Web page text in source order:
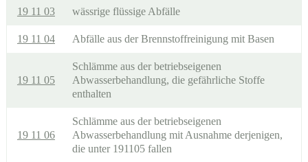
19 11 03 wässrige flüssige Abfälle
19 11 04 Abfälle aus der Brennstoffreinigung mit Basen
19 11 05
Schlämme aus der betriebseigenen
Abwasserbehandlung, die gefährliche Stoffe
enthalten
19 11 06
Schlämme aus der betriebseigenen
Abwasserbehandlung mit Ausnahme derjenigen,
die unter 191105 fallen